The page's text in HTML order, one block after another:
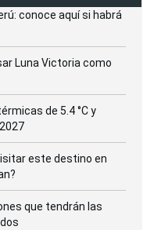
conoce aquí si habrá
Luna Victoria como
de 5.4 °C y
este destino en
que tendrán las